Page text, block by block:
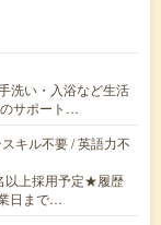
洗い・入浴など生活
サポート…
キル不要 / 英語力不
上採用予定★履歴
日まで…